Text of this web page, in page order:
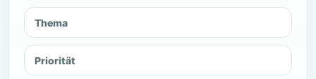
Thema
Priorität